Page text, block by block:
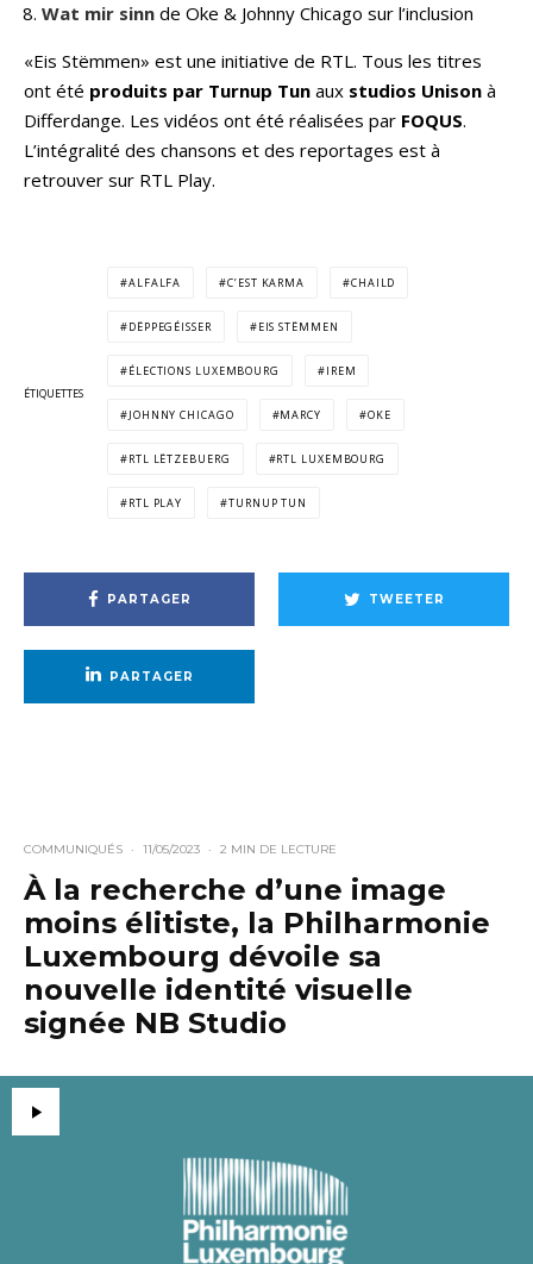
Wat mir sinn de Oke & Johnny Chicago sur l’inclusion
«Eis Stëmmen» est une initiative de RTL. Tous les titres
ont été produits par Turnup Tun aux studios Unison à
Differdange. Les vidéos ont été réalisées par FOQUS.
L’intégralité des chansons et des reportages est à
retrouver sur RTL Play.
ÉTIQUETTES
ALFALFA C’EST KARMA CHAILD
DËPPEGÉISSER EIS STËMMEN
ÉLECTIONS LUXEMBOURG IREM
JOHNNY CHICAGO MARCY OKE
RTL LËTZEBUERG RTL LUXEMBOURG
RTL PLAY TURNUP TUN
PARTAGER TWEETER
PARTAGER
COMMUNIQUÉS · 11/05/2023 · 2 MIN DE LECTURE
À la recherche d’une image
moins élitiste, la Philharmonie
Luxembourg dévoile sa
nouvelle identité visuelle
signée NB Studio